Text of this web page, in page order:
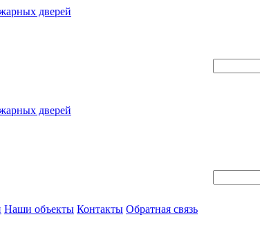
дверей
дверей
Наши объекты Контакты Обратная связь